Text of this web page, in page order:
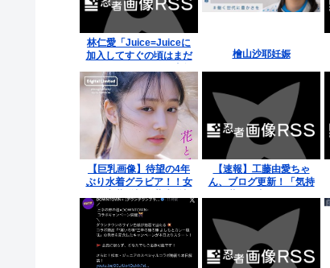
林仁愛「Juice=Juiceに
加入してすぐの頃はまだ
の12月頃になって『ど
ん
檜山沙耶妊娠
【巨乳画像】待望の4年
ぶり水着グラビア！！女
に改名後、初のビキニ姿
を大胆披露！！
【速報】工藤由愛ちゃ
ん、ブログ更新！「気持
けられるように力を尽く
します」